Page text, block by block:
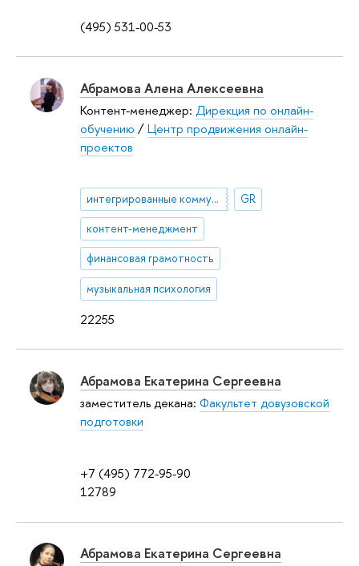
(495) 531-00-53
22255
Абрамова Алена Алексеевна
Контент-менеджер: Дирекция по онлайн-
обучению /Центр продвижения онлайн-
проектов
интегрированные коммуникации GR
контент-менеджмент
финансовая грамотность
музыкальная психология
+7 (495) 772-95-90
12789
Абрамова Екатерина Сергеевна
заместитель декана: Факультет довузовской
подготовки
Абрамова Екатерина Сергеевна